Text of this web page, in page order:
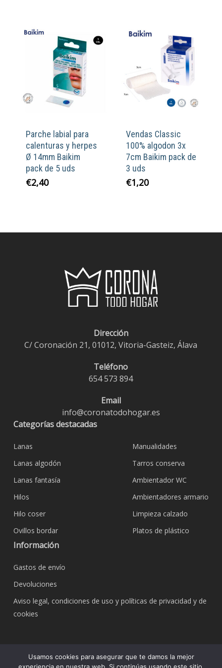
Parche labial para
calenturas y herpes
Ø 14mm Baikim
pack de 5 uds
€2,40
Vendas Classic
100% algodon 3x
7cm Baikim pack de
3 uds
€1,20
Dirección
C/ Coronación 21, 01012, Vitoria-Gasteiz, Álava
Teléfono
654 573 894
Email
info@coronatodohogar.es
Categorías destacadas
Lanas
Lanas algodón
Lanas fantasía
Hilos
Hilo coser
Ovillos bordar
Manualidades
Tarros conserva
Ambientador WC
Ambientadores armario
Limpieza calzado
Platos de plástico
Información
Gastos de envío
Devoluciones
Aviso legal, condiciones de uso y políticas de privacidad y de
cookies
© 2026 Bazar Corona Todo Hogar. Todos los
Usamos cookies para asegurar que te damos la mejor